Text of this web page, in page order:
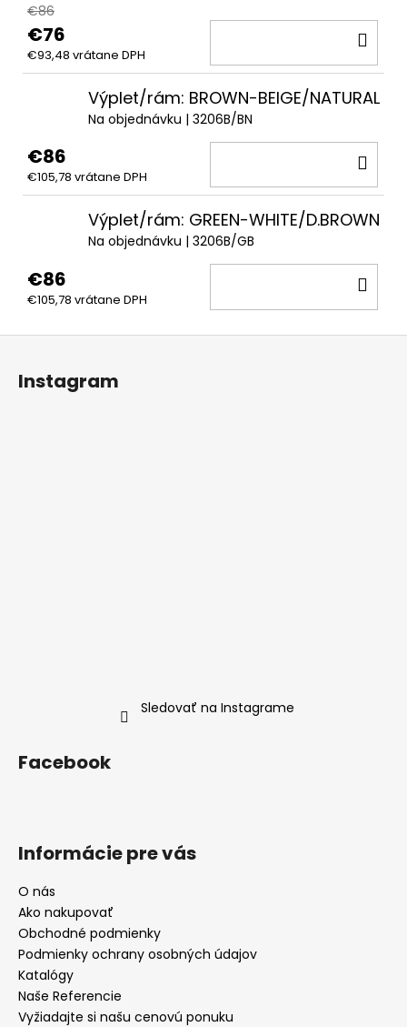
€86
€76
€93,48 vrátane DPH
Výplet/rám: BROWN-BEIGE/NATURAL
Na objednávku | 3206B/BN
€86
€105,78 vrátane DPH
Výplet/rám: GREEN-WHITE/D.BROWN
Na objednávku | 3206B/GB
€86
€105,78 vrátane DPH
Z
Instagram
Sledovať na Instagrame
Facebook
Informácie pre vás
O nás
Ako nakupovať
Obchodné podmienky
Podmienky ochrany osobných údajov
Katalógy
Naše Referencie
Vyžiadajte si našu cenovú ponuku